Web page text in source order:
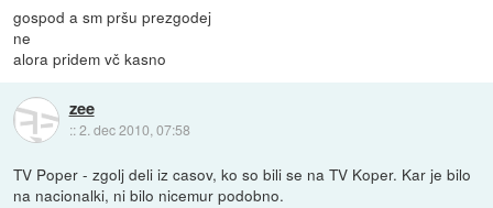
gospod a sm pršu prezgodej
ne
alora pridem vč kasno
zee
::2. dec 2010, 07:58
TV Poper - zgolj deli iz casov, ko so bili se na TV Koper. Kar je bilo
na nacionalki, ni bilo nicemur podobno.